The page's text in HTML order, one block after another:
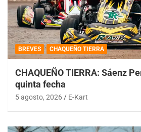
BREVES CHAQUEÑO TIERRA
CHAQUEÑO TIERRA: Sáenz
quinta fecha
5 agosto, 2026 E-Kart